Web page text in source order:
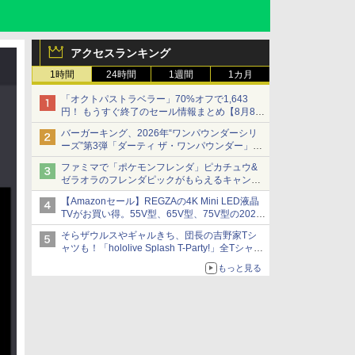
アクセスランキング
1時間 24時間 1週間 1カ月
「オクトパストラベラー」70%オフで1,643
円！ もうすぐ終了のセール情報まとめ【8月8日
更新】
ニンテンドーeショップでは「大神 絶景版」が
67%オフで990円
バーガーキング、2026年“ワンパウンダーシリ
ーズ”第3弾「ダーティ ザ・ワンパウンダー」を
8月7日発売
「特製ガーリックマヨソース」を使用した超大
型チーズバーガー
ファミマで「ポケモンフレンダ」ピカチュウ&
ゼラオラのフレンダピックがもらえるキャンペ
ーン開催！
【Amazonセール】REGZAの4K Mini LED液晶
TVがお買い得。55V型、65V型、75V型の2026
年モデルがラインナップ
そらザウルスやギャルきち、団長の吉野家Tシ
ャツも！「hololive Splash T-Party!」全Tシャツ
ラインナップ公開＆オンライン販売開始
もっと見る